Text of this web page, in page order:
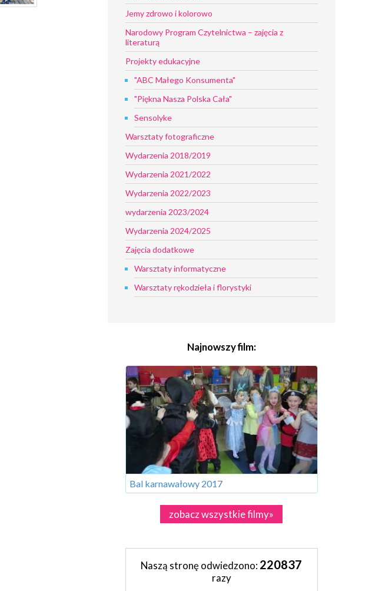
Jemy zdrowo i kolorowo
Narodowy Program Czytelnictwa – zajęcia z
literaturą
Projekty edukacyjne
"ABC Małego Konsumenta"
"Piękna Nasza Polska Cała"
Sensolyke
Warsztaty fotograficzne
Wydarzenia 2018/2019
Wydarzenia 2021/2022
Wydarzenia 2022/2023
wydarzenia 2023/2024
Wydarzenia 2024/2025
Zajęcia dodatkowe
Warsztaty informatyczne
Warsztaty rękodzieła i florystyki
Najnowszy film:
Bal karnawałowy 2017
zobacz wszystkie filmy»
Naszą stronę odwiedzono: 220837
razy